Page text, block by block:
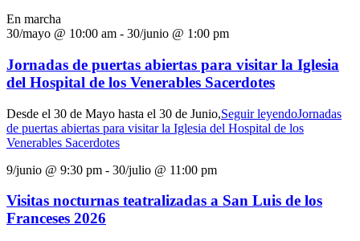
En marcha
30/mayo @ 10:00 am - 30/junio @ 1:00 pm
Jornadas de puertas abiertas para visitar la Iglesia
del Hospital de los Venerables Sacerdotes
Desde el 30 de Mayo hasta el 30 de Junio,Seguir leyendoJornadas
de puertas abiertas para visitar la Iglesia del Hospital de los
Venerables Sacerdotes
9/junio @ 9:30 pm - 30/julio @ 11:00 pm
Visitas nocturnas teatralizadas a San Luis de los
Franceses 2026